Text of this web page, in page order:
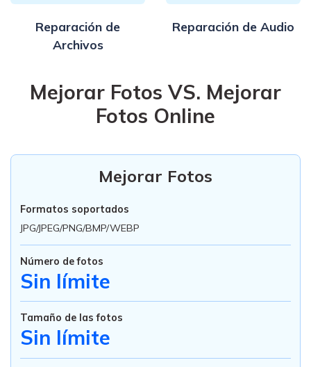
Archivos
Fotos Online
Mejorar Fotos
JPG/JPEG/PNG/BMP/WEBP
Número de fotos
Sin límite
Tamaño de las fotos
Sin límite